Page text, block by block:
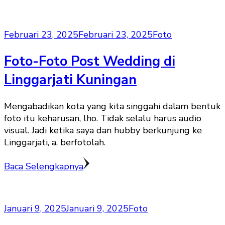
Februari 23, 2025Februari 23, 2025Foto
Foto-Foto Post Wedding di
Linggarjati Kuningan
Mengabadikan kota yang kita singgahi dalam bentuk
foto itu keharusan, lho. Tidak selalu harus audio
visual. Jadi ketika saya dan hubby berkunjung ke
Linggarjati, a, berfotolah.
Baca Selengkapnya
Januari 9, 2025Januari 9, 2025Foto